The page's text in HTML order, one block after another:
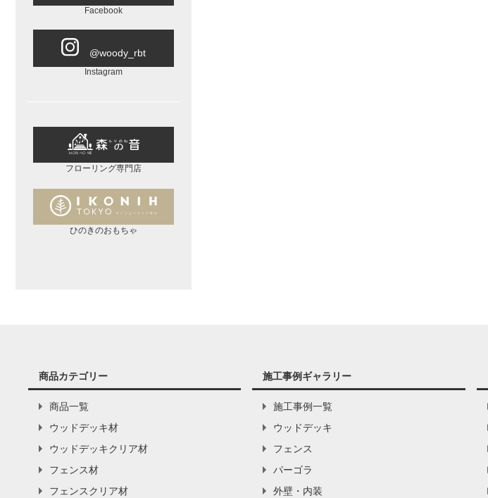
Facebook
@woody_rbt
Instagram
フローリング専門店
ひのきのおもちゃ
商品カテゴリー
商品一覧
ウッドデッキ材
ウッドデッキクリア材
フェンス材
フェンスクリア材
施工事例ギャラリー
施工事例一覧
ウッドデッキ
フェンス
パーゴラ
外壁・内装